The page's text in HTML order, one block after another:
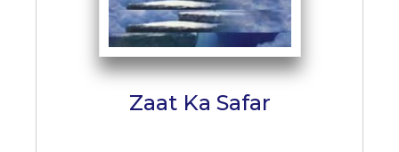
Zaat Ka Safar